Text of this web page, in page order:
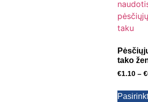
tako
€1.10 – €